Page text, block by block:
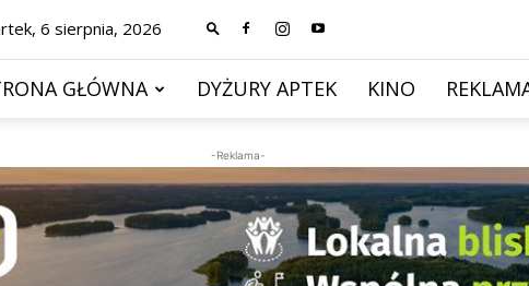
6 sierpnia, 2026
GŁÓWNA DYŻURY APTEK KINO
-Reklama-